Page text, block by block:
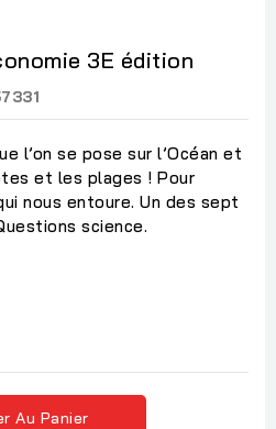
3E édition
l’on se pose sur l’Océan et
et les plages ! Pour
nous entoure. Un des sept
science.
Au Panier